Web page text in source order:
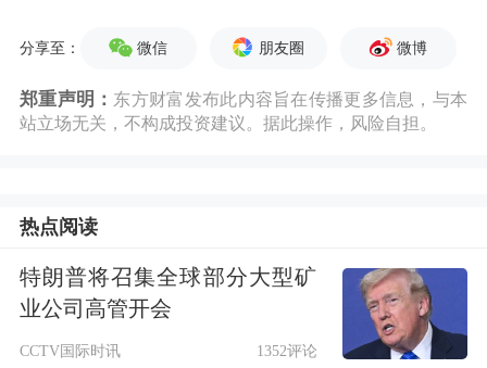
分享至： 微信 朋友圈 微博
郑重声明： 东方财富发布此内容旨在传播更多信息，与本
站立场无关，不构成投资建议。据此操作，风险自担。
热点阅读
特朗普将召集全球部分大型矿
业公司高管开会
CCTV国际时讯 1352评论